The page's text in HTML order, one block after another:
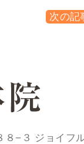
次の記
８−３ ジョイフ